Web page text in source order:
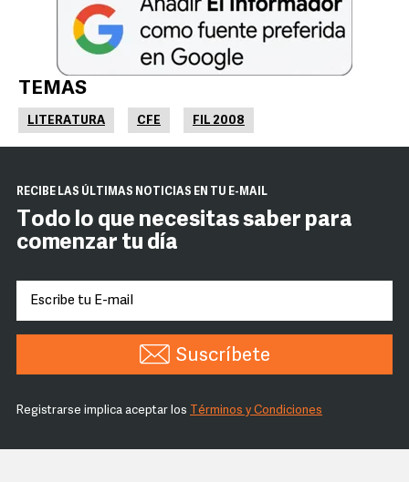
TEMAS
LITERATURA CFE FIL 2008
RECIBE LAS ÚLTIMAS NOTICIAS EN TU E-MAIL
Todo lo que necesitas saber para
comenzar tu día
Suscríbete
Registrarse implica aceptar los Términos y Condiciones